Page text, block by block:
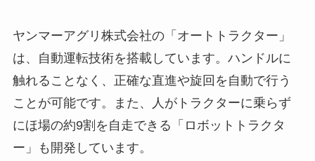
ヤンマーアグリ株式会社の「オートトラクター」
は、自動運転技術を搭載しています。ハンドルに
触れることなく、正確な直進や旋回を自動で行う
ことが可能です。また、人がトラクターに乗らず
にほ場の約9割を自走できる「ロボットトラクタ
ー」も開発しています。